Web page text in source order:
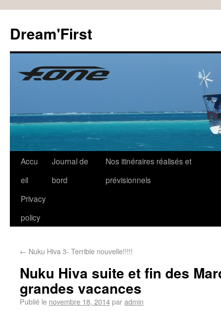
Dream'First
Accu
eil
Journal de
bord
Nos itinéraires réalisés et
prévisionnels
Privacy
policy
← Nuku Hiva 3- Terrible nouvelle!!!!!
Nuku Hiva suite et fin des
grandes vacances
Publié le novembre 18, 2014paradmin